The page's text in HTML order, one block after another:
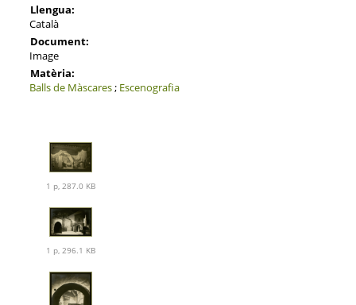
Llengua:
Català
Document:
Image
Matèria:
Balls de Màscares; Escenografia
1 p, 287.0 KB
1 p, 296.1 KB